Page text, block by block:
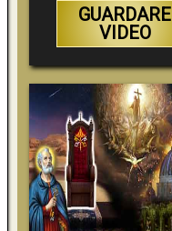
GUARDARE
VIDEO